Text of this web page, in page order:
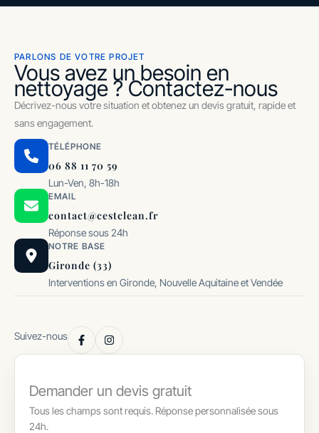
PARLONS DE VOTRE PROJET
Vous avez un besoin en
nettoyage ? Contactez-nous
Décrivez-nous votre situation et obtenez un devis gratuit, rapide et
sans engagement.
TÉLÉPHONE
06 88 11 70 59
Lun-Ven, 8h-18h
EMAIL
contact@cestclean.fr
Réponse sous 24h
NOTRE BASE
Gironde (33)
Interventions en Gironde, Nouvelle Aquitaine et Vendée
Suivez-nous
Demander un devis gratuit
Tous les champs sont requis. Réponse personnalisée sous
24h.